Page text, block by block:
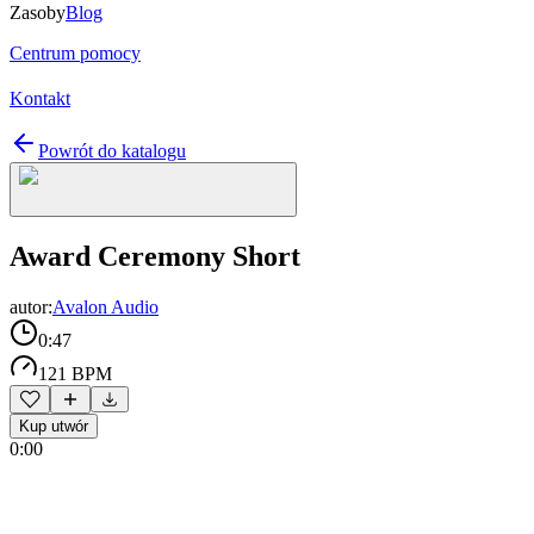
ZasobyBlog
Centrum pomocy
Kontakt
Powrót do katalogu
Award Ceremony Short
autor:Avalon Audio
0:47
121 BPM
Kup utwór
0:00